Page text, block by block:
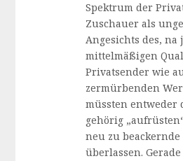
Spektrum der
Zuschauer als
Angesichts des, na
mittelmäßigen
Privatsender wie
zermürbenden
müssten entweder
gehörig
neu zu
überlassen.